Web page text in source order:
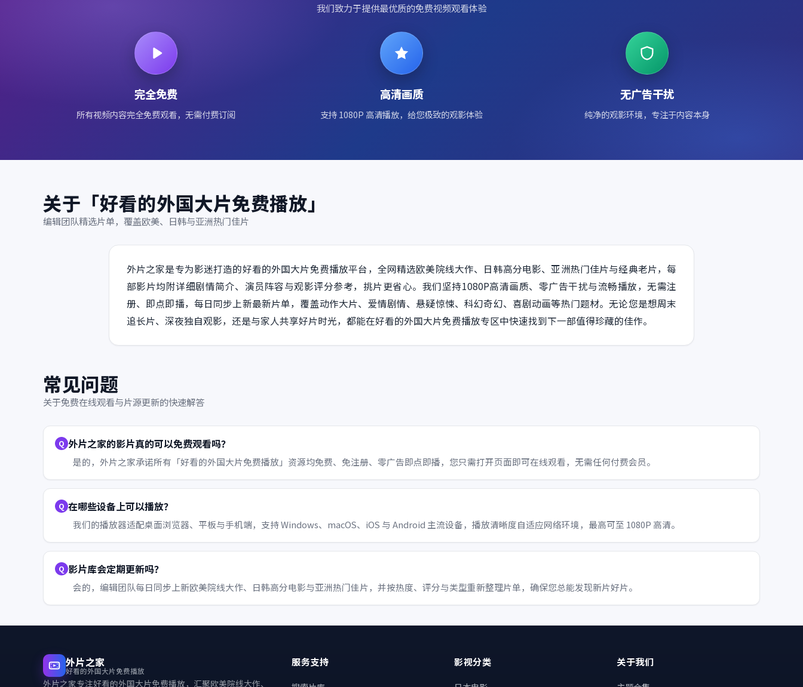
我们致力于提供最优质的免费视频观看体验
完全免费
所有视频内容完全免费观看，无需付费订阅
高清画质
支持 1080P 高清播放，给您极致的观影体验
无广告干扰
纯净的观影环境，专注于内容本身
关于「好看的外国大片免费播放」
编辑团队精选片单，覆盖欧美、日韩与亚洲热门佳片
外片之家是专为影迷打造的好看的外国大片免费播放平台，全网精选欧美院线大作、日韩高分电影、亚洲热门佳片与经典老片，每
部影片均附详细剧情简介、演员阵容与观影评分参考，挑片更省心。我们坚持1080P高清画质、零广告干扰与流畅播放，无需注
册、即点即播，每日同步上新最新片单，覆盖动作大片、爱情剧情、悬疑惊悚、科幻奇幻、喜剧动画等热门题材。无论您是想周末
追长片、深夜独自观影，还是与家人共享好片时光，都能在好看的外国大片免费播放专区中快速找到下一部值得珍藏的佳作。
常见问题
关于免费在线观看与片源更新的快速解答
外片之家的影片真的可以免费观看吗？
是的，外片之家承诺所有「好看的外国大片免费播放」资源均免费、免注册、零广告即点即播，您只需打开页面即可在线观看，无需任何付费会员。
在哪些设备上可以播放？
我们的播放器适配桌面浏览器、平板与手机端，支持 Windows、macOS、iOS 与 Android 主流设备，播放清晰度自适应网络环境，最高可至 1080P 高清。
影片库会定期更新吗？
会的，编辑团队每日同步上新欧美院线大作、日韩高分电影与亚洲热门佳片，并按热度、评分与类型重新整理片单，确保您总能发现新片好片。
外片之家
好看的外国大片免费播放
外片之家专注好看的外国大片免费播放，汇聚欧美院线大作、
服务支持 影视分类 关于我们